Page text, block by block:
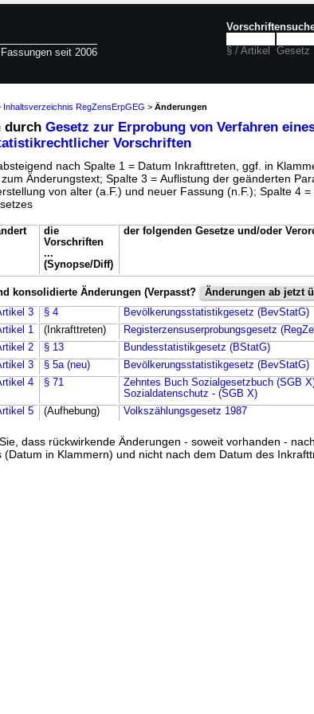
seit 2006 § / Artikel Gesetz
Inhaltsverzeichnis RegZensErpGEG > Änderungen
durch Gesetz zur Erprobung von Verfahren
Vorschriften
nach Spalte 1 = Datum Inkrafttreten, ggf. in
Änderungstext; Spalte 3 = Auflistung der geänderten
von alter (a.F.) und neuer Fassung (n.F.); Spalte 4
die
Vorschriften
...
(Synopse/Diff)
der folgenden Gesetze und/oder
konsolidierte Änderungen (Verpasst? Änderungen ab jetzt
3 § 4
Bevölkerungsstatistikgesetz (BevStatG)
1 (Inkrafttreten)
Registerzensuserprobungsgesetz
2
§ 13
Bundesstatistikgesetz (BStatG)
3
§ 5a (neu)
Bevölkerungsstatistikgesetz (BevStatG)
4
§ 71
Zehntes Buch Sozialgesetzbuch (SGB
Sozialdatenschutz - (SGB X)
5
(Aufhebung) Volkszählungsgesetz 1987
dass rückwirkende Änderungen - soweit vorhanden -
(Datum in Klammern) und nicht nach dem Datum des